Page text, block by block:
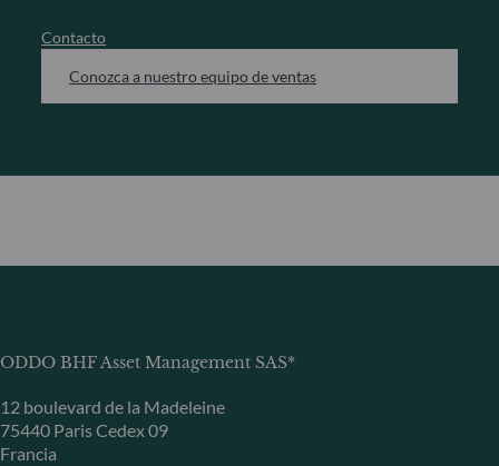
Contacto
Conozca a nuestro equipo de ventas
ODDO BHF Asset Management SAS*
12 boulevard de la Madeleine
75440 Paris Cedex 09
Francia